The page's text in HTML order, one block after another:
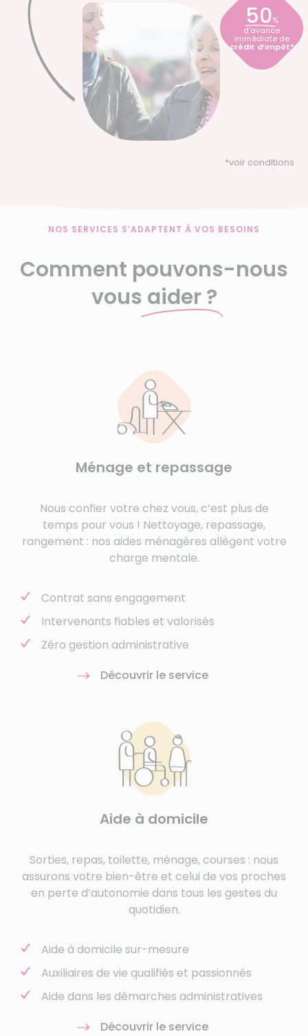
50%
d’avance
immédiate de
crédit d’impôt*
*voir conditions
NOS SERVICES S’ADAPTENT À VOS BESOINS
Comment pouvons-nous
vous aider ?
Ménage et repassage
Nous confier votre chez vous, c’est plus de
temps pour vous ! Nettoyage, repassage,
rangement : nos aides ménagères allègent votre
charge mentale.
Contrat sans engagement
Intervenants fiables et valorisés
Zéro gestion administrative
Découvrir le service
Aide à domicile
Sorties, repas, toilette, ménage, courses : nous
assurons votre bien-être et celui de vos proches
en perte d’autonomie dans tous les gestes du
quotidien.
Aide à domicile sur-mesure
Auxiliaires de vie qualifiés et passionnés
Aide dans les démarches administratives
Découvrir le service